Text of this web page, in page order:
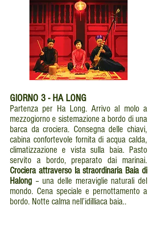
GIORNO 3 - HA LONG
Partenza per Ha Long. Arrivo al molo a
mezzogiorno e sistemazione a bordo di una
barca da crociera. Consegna delle chiavi,
cabina confortevole fornita di acqua calda,
climatizzazione e vista sulla baia. Pasto
servito a bordo, preparato dai marinai.
Crociera attraverso la straordinaria Baia di
Halong – una delle meraviglie naturali del
mondo. Cena speciale e pernottamento a
bordo. Notte calma nell’idilliaca baia..